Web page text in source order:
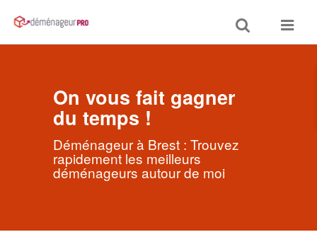
Toggle
search
Toggle
On vous fait gagner
du temps !
Déménageur à Brest : Trouvez
rapidement les meilleurs
déménageurs autour de moi